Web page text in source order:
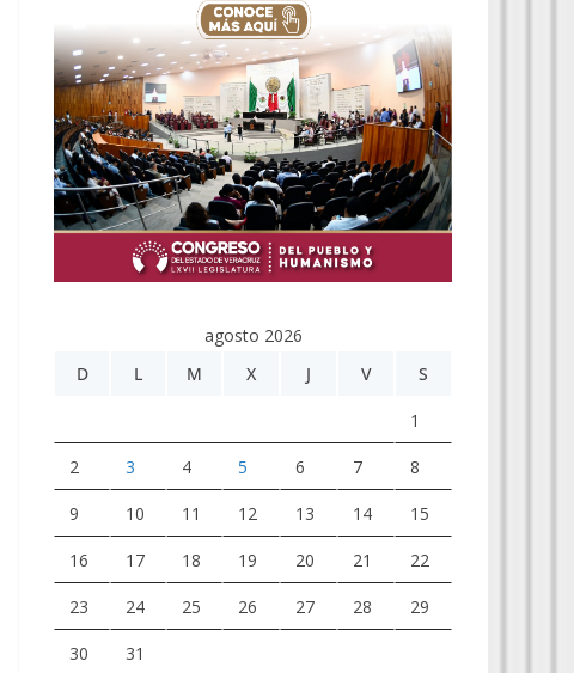
agosto 2026
D
L M X J V S
1
2 3 4 5 6 7 8
9 10 11 12 13 14 15
16 17 18 19 20 21 22
23 24 25 26 27 28 29
30 31